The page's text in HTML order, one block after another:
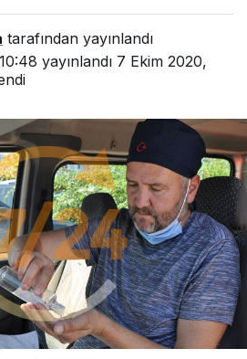
tarafından yayınlandı
yayınlandı 7 Ekim 2020,